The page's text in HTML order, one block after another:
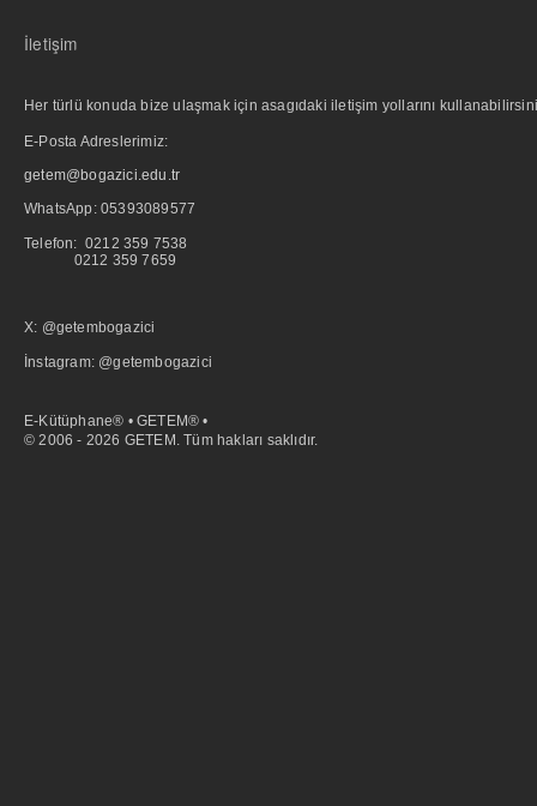
İletişim
Her türlü konuda bize ulaşmak için asagıdaki iletişim yollarını
E-Posta Adreslerimiz:
getem@bogazici.edu.tr
WhatsApp: 05393089577
Telefon: 0212 359 7538
0212 359 7659
X: @getembogazici
İnstagram: @getembogazici
E-Kütüphane® • GETEM® •
© 2006 - 2026 GETEM. Tüm hakları saklıdır.